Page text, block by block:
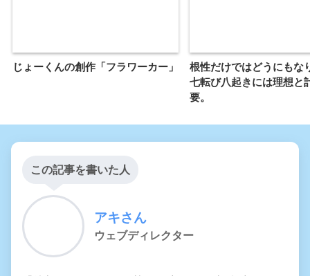
じょーくんの創作「フラワーカー」
根性だけではどうにもな
七転び八起きには理想と
要。
この記事を書いた人
アキさん
ウェブディレクター